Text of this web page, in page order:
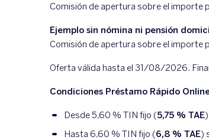
Comisión de apertura sobre el importe
Ejemplo sin nómina ni pensión
Comisión de apertura sobre el importe
Oferta válida hasta el 31/08/2026.
Condiciones Préstamo Rápido
Desde5,60 % TIN fijo (5,75 % TAE
Hasta 6,60 % TIN fijo (6,8 % TAE)